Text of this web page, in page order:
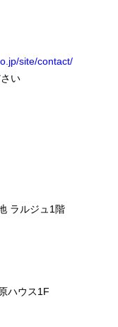
site/contact/
い
ラルジュ1階
ハウス1F